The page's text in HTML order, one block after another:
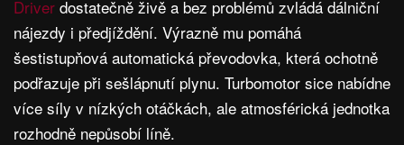
Driver dostatečně živě a bez problémů zvládá dálniční
nájezdy i předjíždění. Výrazně mu pomáhá
šestistupňová automatická převodovka, která ochotně
podřazuje při sešlápnutí plynu. Turbomotor sice nabídne
více síly v nízkých otáčkách, ale atmosférická jednotka
rozhodně nepůsobí líně.